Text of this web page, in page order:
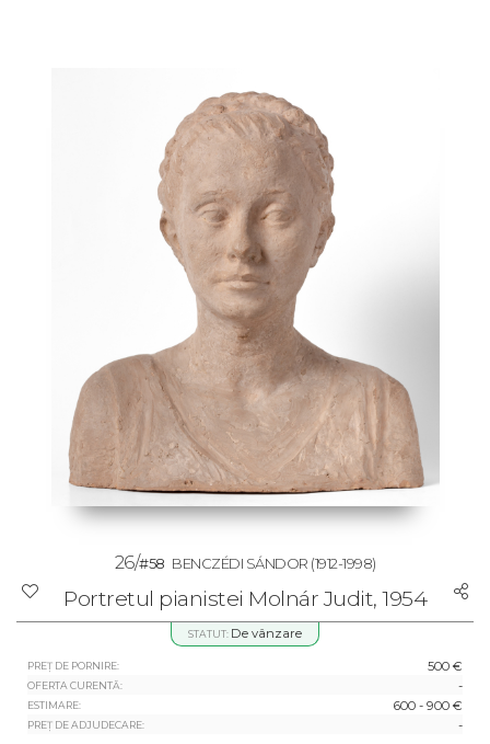
26/#58 BENCZÉDI SÁNDOR (1912-1998)
Portretul pianistei Molnár Judit, 1954
STATUT: De vânzare
PREȚ DE PORNIRE: 500 €
OFERTA CURENTĂ: -
ESTIMARE: 600 - 900 €
PREȚ DE ADJUDECARE: -